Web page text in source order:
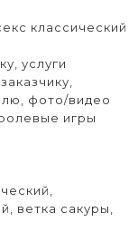
классический
услуги
фото/видео
игры
ветка сакуры,